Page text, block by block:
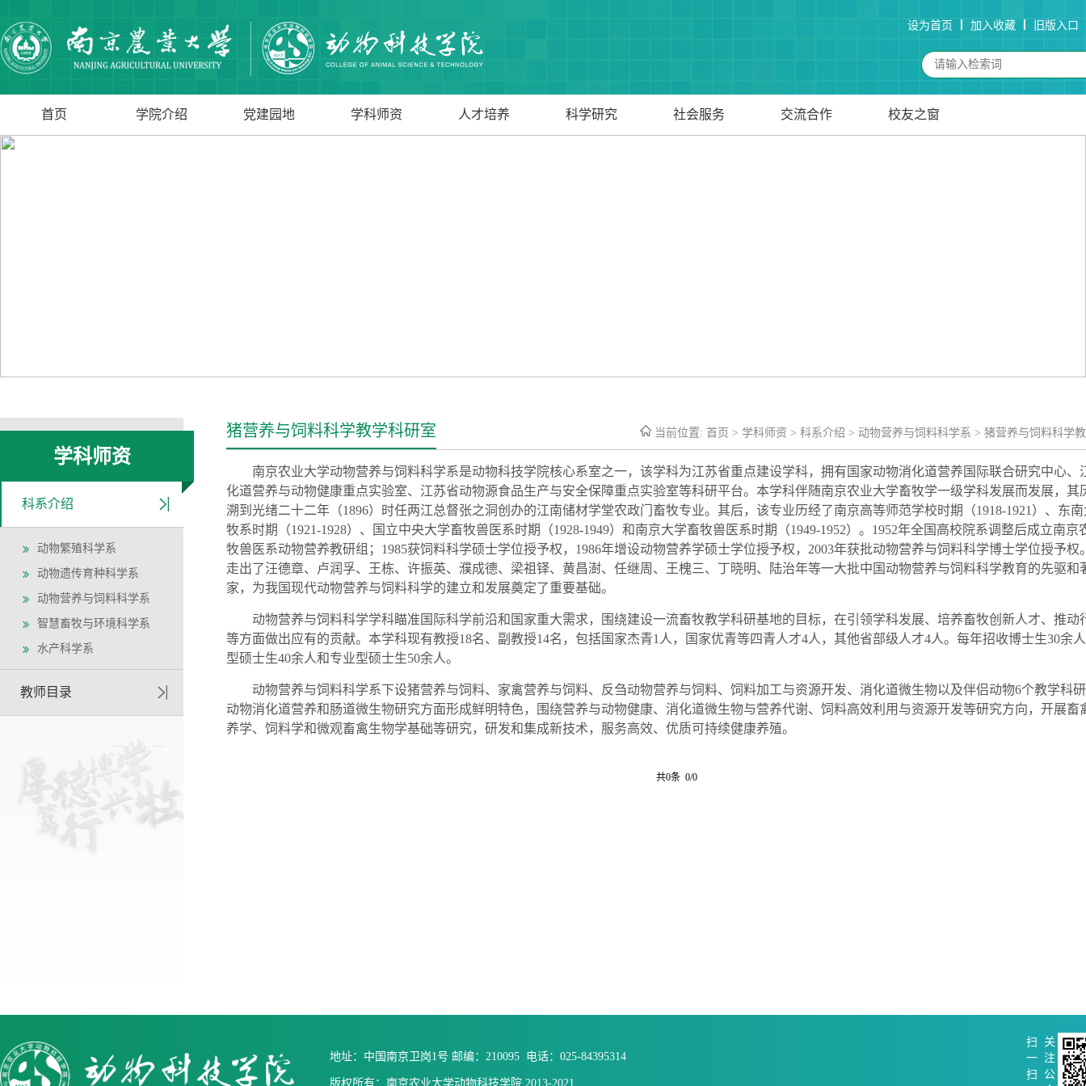
设为首页 加入收藏 旧版入口
首页 学院介绍 党建园地 学科师资 人才培养 科学研究 社会服务 交流合作 校友之窗
学科师资
科系介绍
动物繁殖科学系
动物遗传育种科学系
动物营养与饲料科学系
智慧畜牧与环境科学系
水产科学系
教师目录
当前位置: 首页 > 学科师资 > 科系介绍 > 动物营养与饲料科学系 > 猪营养与饲料科学
猪营养与饲料科学教学科研室
南京农业大学动物营养与饲料科学系是动物科技学院核心系室之一，该学科为江苏省重点建设学科， 拥有国家动物消化道营养国际联合研究中心、
化道营养与动物健康重点实验室、 江苏省动物源食品生产与安全保障重点实验室等科研平台。本学科伴随南京农业大学畜牧学一级学科发展而发展， 其
溯到光绪二十二年（1896）时任两江总督张之洞创办的江南储材学堂农政门畜牧专业。其后，该专业历经了南京高等师范学校时期（1918-1921）、东
牧系时期（1921-1928）、国立中央大学畜牧兽医系时期（1928-1949）和南京大学畜牧兽医系时期（1949-1952）。 1952年全国高校院系调整后成立南京
牧兽医系动物营养教研组； 1985获饲料科学硕士学位授予权， 1986年增设动物营养学硕士学位授予权， 2003年获批动物营养与饲料科学博士学位授予权
走出了汪德章、卢润孚、王栋、许振英、濮成德、梁祖铎、黄昌澍、任继周、王槐三、丁晓明、陆治年等一大批中国动物营养与饲料科学教育的先驱和
家，为我国现代动物营养与饲料科学的建立和发展奠定了重要基础。
动物营养与饲料科学学科瞄准国际科学前沿和国家重大需求，围绕建设一流畜牧教学科研基地的目标，在引领学科发展、培养畜牧创新人才、推动
等方面做出应有的贡献。本学科现有教授18名、副教授14名，包括国家杰青1 人，国家优青等四青人才4人 ， 其他省部级人才4人。每年招收博士生30余
型硕士生40余人和专业型硕士生50余人。
动物营养与饲料科学系下设猪营养与饲料、家禽营养与饲料、反刍动物营养与饲料、饲料加工与资源开发、消化道微生物以及伴侣动物6个教学科
动物消化道营养和肠道微生物研究方面形成鲜明特色，围绕营养与动物健康、消化道微生物与营养代谢、饲料高效利用与资源开发等研究方向，开展畜
养学、饲料学和微观畜禽生物学基础等研究，研发和集成新技术，服务高效、优质可持续健康养殖。
共0条 0/0
地址：中国南京卫岗1号 邮编：210095 电话：025-84395314
版权所有：南京农业大学动物科技学院 2013-2021
扫
一
扫
关
注
公